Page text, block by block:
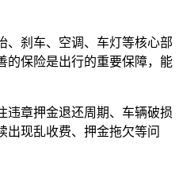
、刹车、空调、车灯等核心部
的保险是出行的重要保障，能
违章押金退还周期、车辆破损
出现乱收费、押金拖欠等问